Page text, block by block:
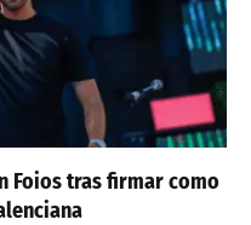
Foios tras firmar como